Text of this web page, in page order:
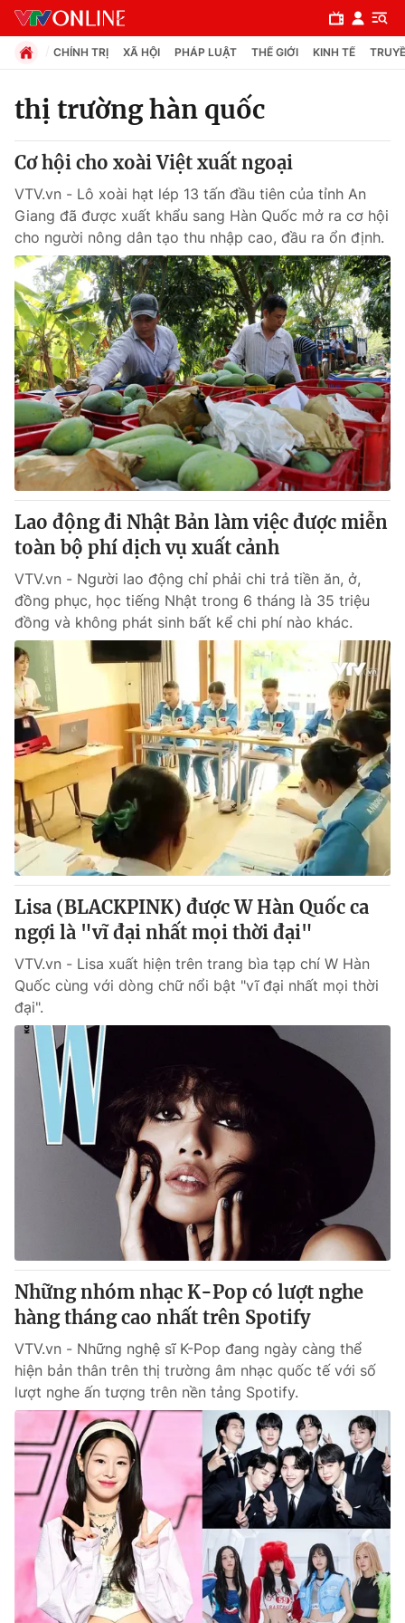
Chuyên mục
Xã hội
Pháp luật
Y tế
Thế giới
Tin tức
Thế giới đó đây
Câu chuyện quốc tế
Kinh tế
Tài chính
Thị trường
Góc doanh nghiệp
Dữ liệu và đời sống
Truyền hình
Phim VTV
Hậu trường
Nhân vật
Khán giả
Giải sao mai
Giải trí
Điện ảnh
Âm nhạc
Sao
Đời sống
Du lịch
Làm đẹp
Chất lượng cuộc sống
Giáo dục
Tuyển sinh
Học trực tuyến
Công nghệ
Hitech Công nghệ tương lai
Sản phẩm
Thị trường
Tư vấn
Giao lưu trực tuyến
Lịch phát sóng
Chuyên mục khác
Emagazine Podcast
Photo
Video Shorts video
VTV Money VTV Thể thao
VTV Sức khoẻ Bất động sản
Thị trường 24h Tấm lòng Việt
VTV4 Vươn mình bằng AI
VTV9
Liên hệ tòa soạn English
THỜI BÁO VTV
Theo dõi báo trên
Cơ quan chủ quản:Đài Truyền hình Việt Nam
Cơ quan báo chí:Thời báo VTV
CHÍNH TRỊ XÃ HỘI PHÁP LUẬT THẾ GIỚI KINH TẾ
thị trường hàn quốc
Cơ hội cho xoài Việt xuất ngoại
VTV.vn - Lô xoài hạt lép 13 tấn đầu tiên của tỉnh An
Giang đã được xuất khẩu sang Hàn Quốc mở ra cơ hội
cho người nông dân tạo thu nhập cao, đầu ra ổn định.
Lao động đi Nhật Bản làm việc được miễn
toàn bộ phí dịch vụ xuất cảnh
VTV.vn - Người lao động chỉ phải chi trả tiền ăn, ở,
đồng phục, học tiếng Nhật trong 6 tháng là 35 triệu
đồng và không phát sinh bất kể chi phí nào khác.
Lisa (BLACKPINK) được W Hàn Quốc ca
ngợi là "vĩ đại nhất mọi thời đại"
VTV.vn - Lisa xuất hiện trên trang bìa tạp chí W Hàn
Quốc cùng với dòng chữ nổi bật "vĩ đại nhất mọi thời
đại".
Những nhóm nhạc K-Pop có lượt nghe
hàng tháng cao nhất trên Spotify
VTV.vn - Những nghệ sĩ K-Pop đang ngày càng thể
hiện bản thân trên thị trường âm nhạc quốc tế với số
lượt nghe ấn tượng trên nền tảng Spotify.